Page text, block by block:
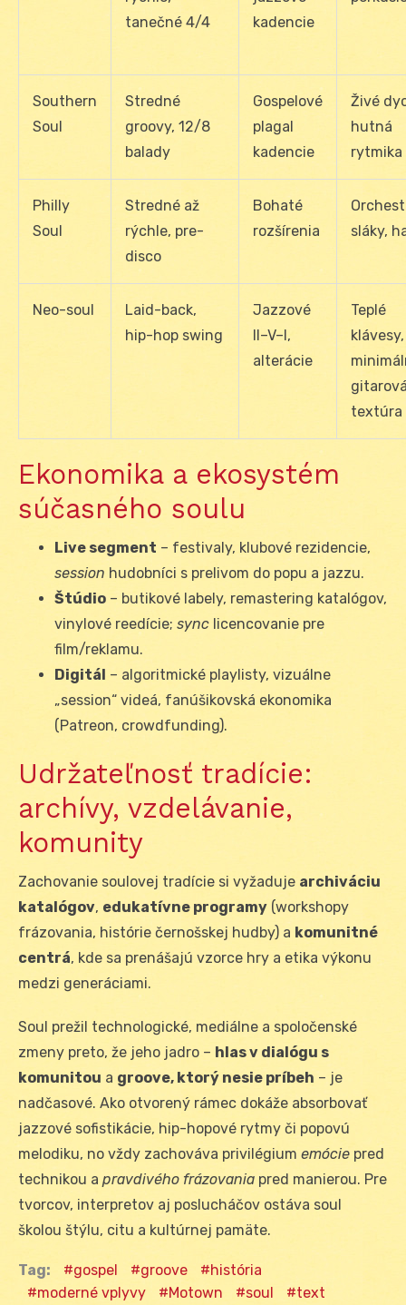
tanečné 4/4
kadencie
Southern
Soul
Stredné
groovy, 12/8
balady
Gospelové
plagal
kadencie
Živé
hutná
rytmika
Philly
Soul
Stredné až
rýchle, pre-
disco
Bohaté
rozšírenia
sláky,
Neo-soul
Laid-back,
hip-hop swing
Jazzové
II–V–I,
alterácie
Teplé
klávesy,
textúra
Ekonomika a ekosystém
súčasného soulu
Live segment – festivaly, klubové rezidencie,
session hudobníci s prelivom do popu a jazzu.
Štúdio – butikové labely, remastering katalógov,
vinylové reedície; sync licencovanie pre
film/reklamu.
Digitál – algoritmické playlisty, vizuálne
„session“ videá, fanúšikovská ekonomika
(Patreon, crowdfunding).
Udržateľnosť tradície:
archívy, vzdelávanie,
komunity
Zachovanie soulovej tradície si vyžaduje archiváciu
katalógov, edukatívne programy (workshopy
frázovania, histórie černošskej hudby) a komunitné
centrá, kde sa prenášajú vzorce hry a etika výkonu
medzi generáciami.
Soul prežil technologické, mediálne a spoločenské
zmeny preto, že jeho jadro – hlas v dialógu s
komunitou a groove, ktorý nesie príbeh – je
nadčasové. Ako otvorený rámec dokáže absorbovať
jazzové sofistikácie, hip-hopové rytmy či popovú
melodiku, no vždy zachováva privilégium emócie pred
technikou a pravdivého frázovania pred manierou. Pre
tvorcov, interpretov aj poslucháčov ostáva soul
školou štýlu, citu a kultúrnej pamäte.
Tag: gospel groove
história
moderné vplyvy
Motown soul
text